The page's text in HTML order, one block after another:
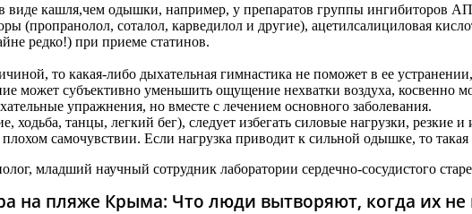
кашля,чем одышки, например, у препаратов группы ингибиторов
(пропранолол, соталол, карведилол и другие), ацетилсалициловая
редко!) при приеме статинов.
то какая-либо дыхательная гимнастика не поможет в ее
может субъективно уменьшить ощущение нехватки воздуха,
упражнения, но вместе с лечением основного заболевания.
танцы, легкий бег), следует избегать силовые нагрузки,
самочувствии. Если нагрузка приводит к сильной одышке, то такая
младший научный сотрудник лаборатории сердечно-сосудистого
на пляже Крыма: Что люди вытворяют, когда их не